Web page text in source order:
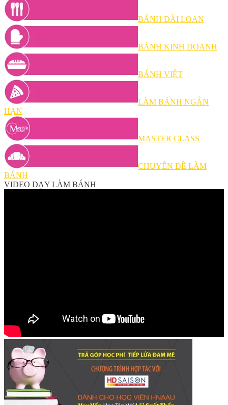
BÁNH ĐÀI LOAN
BÁNH KINH DOANH
BÁNH VIỆT
LÀM BÁNH NGẮN
HẠN
MASTER CLASS
CHUYÊN ĐỀ LÀM
BÁNH
VIDEO DẠY LÀM BÁNH